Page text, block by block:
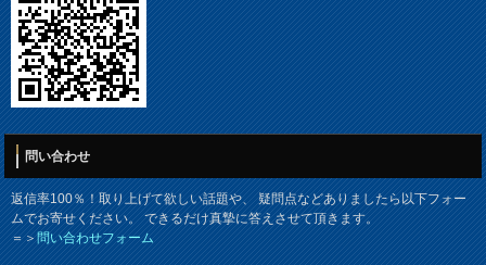
問い合わせ
返信率100％！取り上げて欲しい話題や、 疑問点などありましたら以下フォー
ムでお寄せください。 できるだけ真摯に答えさせて頂きます。
＝＞問い合わせフォーム